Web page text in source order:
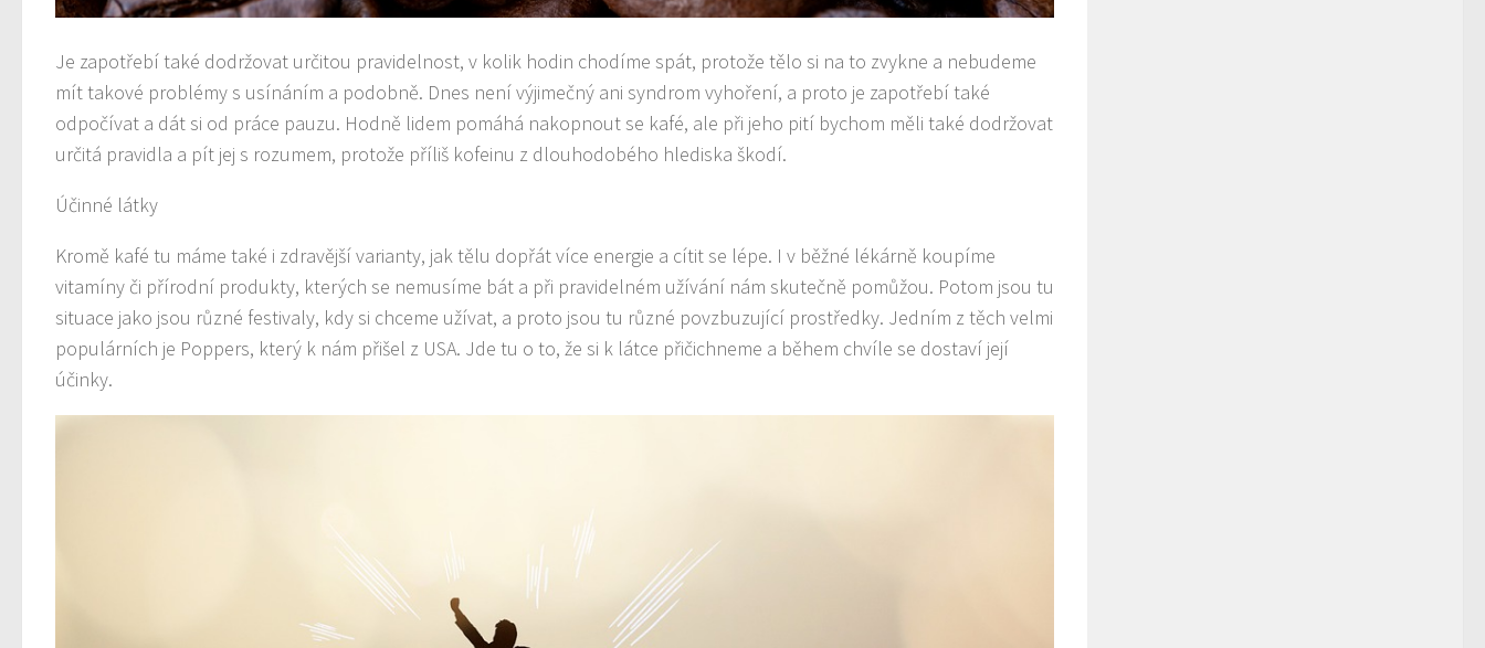
Je zapotřebí také dodržovat určitou pravidelnost, v kolik hodin chodíme spát, protože tělo si na to zvykne a nebudeme
mít takové problémy s usínáním a podobně. Dnes není výjimečný ani syndrom vyhoření, a proto je zapotřebí také
odpočívat a dát si od práce pauzu. Hodně lidem pomáhá nakopnout se kafé, ale při jeho pití bychom měli také dodržovat
určitá pravidla a pít jej s rozumem, protože příliš kofeinu z dlouhodobého hlediska škodí.
Účinné látky
Kromě kafé tu máme také i zdravější varianty, jak tělu dopřát více energie a cítit se lépe. I v běžné lékárně koupíme
vitamíny či přírodní produkty, kterých se nemusíme bát a při pravidelném užívání nám skutečně pomůžou. Potom jsou tu
situace jako jsou různé festivaly, kdy si chceme užívat, a proto jsou tu různé povzbuzující prostředky. Jedním z těch velmi
populárních je Poppers, který k nám přišel z USA. Jde tu o to, že si k látce přičichneme a během chvíle se dostaví její
účinky.